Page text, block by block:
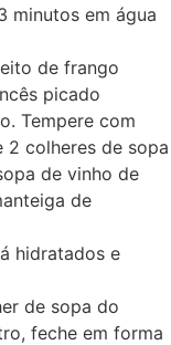
minutos em água
de frango
picado
Tempere com
2 colheres de sopa
de vinho de
de
hidratados e
de sopa do
feche em forma